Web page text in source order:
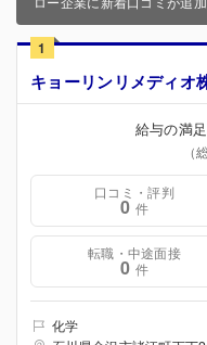
1
キョーリンリメディオ
給与の満
（
口コミ・評判
0 件
転職・中途面接
0 件
化学